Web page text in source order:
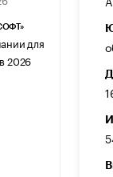
для
2026